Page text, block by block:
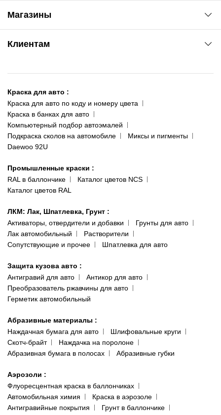
Магазины
ул. Рабочая, 2-а
093 611-39-23
(ориентир: Интайм №40)
Одесса
пр-т Акад. Глушко, 29
066 554-97-70
Клиентам
Доставка и оплата
Сотрудничество
Наши публикации
Публичная оферта
Политика конфиденциальности
Сервис колористам
Краска для авто :
Краска для авто по коду и номеру цвета
Краска в банках для авто
Компьютерный подбор автоэмалей
Подкраска сколов на автомобиле
Миксы и пигменты
Daewoo 92U
Промышленные краски :
RAL в баллончике
Каталог цветов NCS
Каталог цветов RAL
ЛКМ: Лак, Шпатлевка, Грунт :
Активаторы, отвердители и добавки
Грунты для авто
Лак автомобильный
Растворители
Сопутствующие и прочее
Шпатлевка для авто
Защита кузова авто :
Антигравий для авто
Антикор для авто
Преобразователь ржавчины для авто
Герметик автомобильный
Абразивные материалы :
Наждачная бумага для авто
Шлифовальные круги
Скотч-брайт
Наждачка на поролоне
Абразивная бумага в полосах
Абразивные губки
Аэрозоли :
Флуоресцентная краска в баллончиках
Автомобильная химия
Краска в аэрозоле
Антигравийные покрытия
Грунт в баллончике